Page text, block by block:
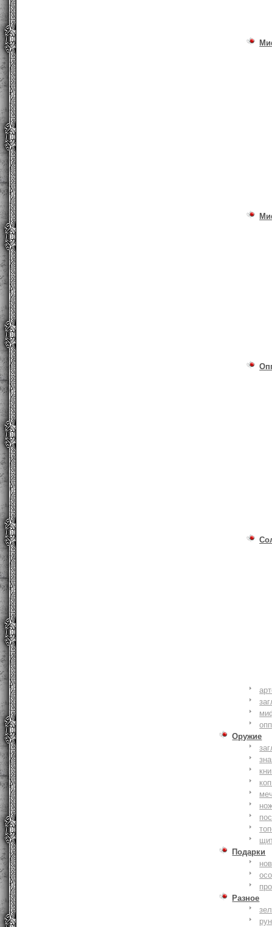
опп
Оружие
Подарки
Разное